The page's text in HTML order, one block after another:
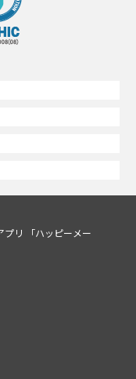
プリ 「ハッピーメー